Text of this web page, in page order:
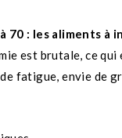
70 : les aliments à
est brutale, ce
fatigue, envie de